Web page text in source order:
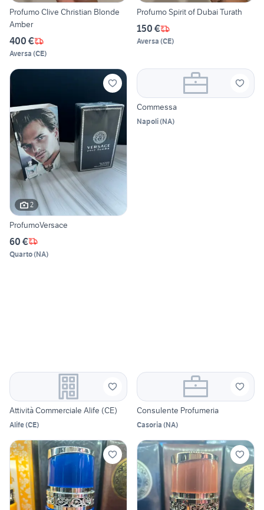
Profumo Clive Christian Blonde
Amber
400 €
Aversa (CE)
Profumo Spirit of Dubai Turath
150 €
Aversa (CE)
2
ProfumoVersace
60 €
Quarto(NA)
Commessa
Napoli(NA)
Attività Commerciale Alife (CE)
Alife(CE)
Consulente Profumeria
Casoria (NA)